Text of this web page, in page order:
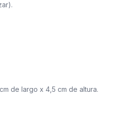
de largo x 4,5 cm de altura.